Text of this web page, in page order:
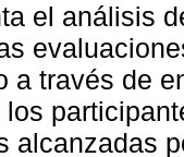
el análisis
a través de
alcanzadas